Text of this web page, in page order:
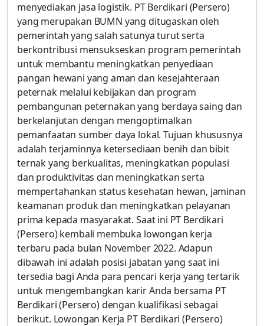
menyediakan jasa logistik. PT Berdikari (Persero)
yang merupakan BUMN yang ditugaskan oleh
pemerintah yang salah satunya turut serta
berkontribusi mensukseskan program pemerintah
untuk membantu meningkatkan penyediaan
pangan hewani yang aman dan kesejahteraan
peternak melalui kebijakan dan program
pembangunan peternakan yang berdaya saing dan
berkelanjutan dengan mengoptimalkan
pemanfaatan sumber daya lokal. Tujuan khususnya
adalah terjaminnya ketersediaan benih dan bibit
ternak yang berkualitas, meningkatkan populasi
dan produktivitas dan meningkatkan serta
mempertahankan status kesehatan hewan, jaminan
keamanan produk dan meningkatkan pelayanan
prima kepada masyarakat. Saat ini PT Berdikari
(Persero) kembali membuka lowongan kerja
terbaru pada bulan November 2022. Adapun
dibawah ini adalah posisi jabatan yang saat ini
tersedia bagi Anda para pencari kerja yang tertarik
untuk mengembangkan karir Anda bersama PT
Berdikari (Persero) dengan kualifikasi sebagai
berikut. Lowongan Kerja PT Berdikari (Persero)